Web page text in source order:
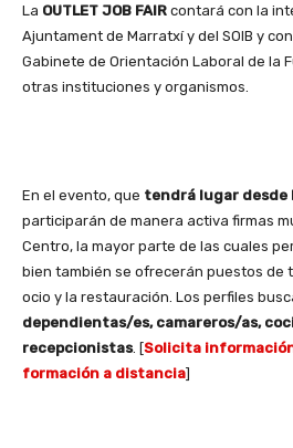
La OUTLET JOB FAIR contará con la
Ajuntament de Marratxí y del SOIB y
Gabinete de Orientación Laboral de la
otras instituciones y organismos.
En el evento, que tendrá lugar desde
participarán de manera activa firmas
Centro, la mayor parte de las cuales
bien también se ofrecerán puestos de
ocio y la restauración. Los perfiles
dependientas/es, camareros/as,
recepcionistas. [Solicita
formación a distancia]